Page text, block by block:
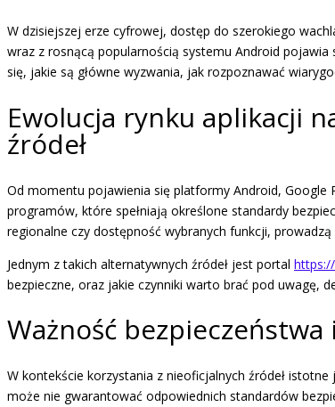
W dzisiejszej erze cyfrowej, dostęp do szerokiego
wraz z rosnącą popularnością systemu Android
się, jakie są główne wyzwania, jak rozpoznawać
Ewolucja rynku aplikacji
źródeł
Od momentu pojawienia się platformy Android, Google
programów, które spełniają określone standardy
regionalne czy dostępność wybranych funkcji,
Jednym z takich alternatywnych źródeł jest portal
bezpieczne, oraz jakie czynniki warto brać pod uwagę,
Ważność
W kontekście korzystania z nieoficjalnych źródeł
może nie gwarantować odpowiednich standardów